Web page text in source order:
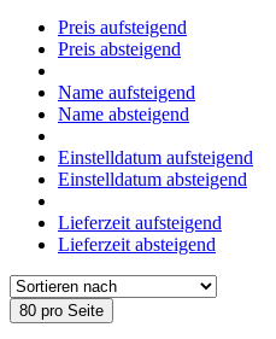
Preis aufsteigend
Preis absteigend
Name aufsteigend
Name absteigend
Einstelldatum aufsteigend
Einstelldatum absteigend
Lieferzeit aufsteigend
Lieferzeit absteigend
80 pro Seite